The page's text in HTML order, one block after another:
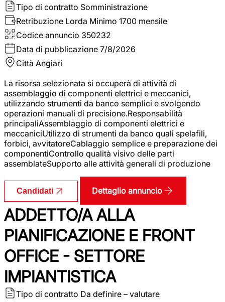
Tipo di contratto Somministrazione
Retribuzione Lorda Minimo 1700 mensile
Codice annuncio 350232
Data di pubblicazione 7/8/2026
Città Angiari
La risorsa selezionata si occuperà di attività di
assemblaggio di componenti elettrici e meccanici,
utilizzando strumenti da banco semplici e svolgendo
operazioni manuali di precisione.Responsabilità
principaliAssemblaggio di componenti elettrici e
meccaniciUtilizzo di strumenti da banco quali spelafili,
forbici, avvitatoreCablaggio semplice e preparazione dei
componentiControllo qualità visivo delle parti
assemblateSupporto alle attività generali di produzione
Candidati Dettaglio annuncio
ADDETTO/A ALLA
PIANIFICAZIONE E FRONT
OFFICE - SETTORE
IMPIANTISTICA
Tipo di contratto Da definire – valutare